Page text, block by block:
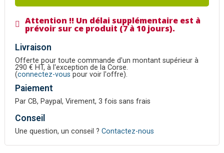
Attention !! Un délai supplémentaire est à
prévoir sur ce produit (7 à 10 jours).
Livraison
Offerte pour toute commande d'un montant supérieur à
290 € HT, à l'exception de la Corse.
(connectez-vous pour voir l'offre).
Paiement
Par CB, Paypal, Virement, 3 fois sans frais
Conseil
Une question, un conseil ? Contactez-nous